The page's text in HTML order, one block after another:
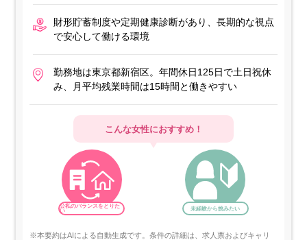
財形貯蓄制度や定期健康診断があり、長期的な視点
で安心して働ける環境
勤務地は東京都新宿区。年間休日125日で土日祝休
み、月平均残業時間は15時間と働きやすい
こんな女性におすすめ！
公私のバランスをとりた
い 未経験から挑みたい
※本要約はAIによる自動生成です。条件の詳細は、求人票およびキャリ